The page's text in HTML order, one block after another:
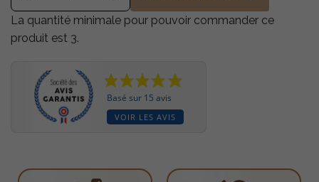
La quantité minimale pour pouvoir commander ce
produit est 3.
Basé sur 15 avis
VOIR LES AVIS